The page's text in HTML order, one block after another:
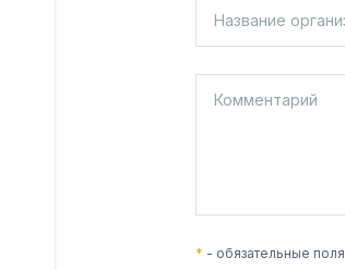
* - обязательные поля